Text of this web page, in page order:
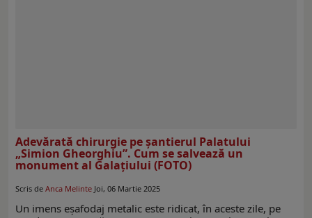
Adevărată chirurgie pe șantierul Palatului
„Simion Gheorghiu”. Cum se salvează un
monument al Galațiului (FOTO)
Scris de Anca Melinte Joi, 06 Martie 2025
Un imens eșafodaj metalic este ridicat, în aceste zile, pe